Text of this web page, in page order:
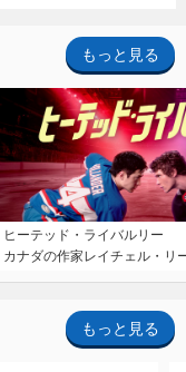
もっと見る
ヒーテッド・ライバルリー
カナダの作家レイチェル・リ
もっと見る